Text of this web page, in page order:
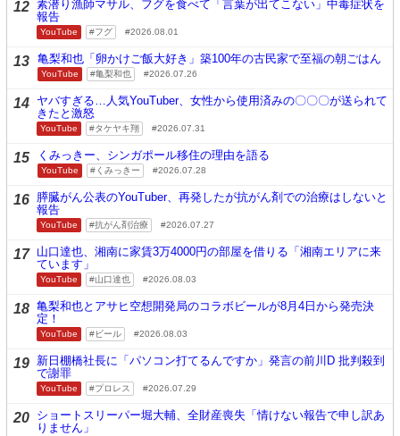
12 素潜り漁師マサル、フグを食べて「言葉が出てこない」中毒症状を
報告
YouTube フグ 2026.08.01
13 亀梨和也「卵かけご飯大好き」築100年の古民家で至福の朝ごはん
YouTube 亀梨和也 2026.07.26
14 ヤバすぎる…人気YouTuber、女性から使用済みの〇〇〇が送られて
きたと激怒
YouTube タケヤキ翔 2026.07.31
15 くみっきー、シンガポール移住の理由を語る
YouTube くみっきー 2026.07.28
16 膵臓がん公表のYouTuber、再発したが抗がん剤での治療はしないと
報告
YouTube 抗がん剤治療 2026.07.27
17 山口達也、湘南に家賃3万4000円の部屋を借りる「湘南エリアに来
ています」
YouTube 山口達也 2026.08.03
18 亀梨和也とアサヒ空想開発局のコラボビールが8月4日から発売決
定！
YouTube ビール 2026.08.03
19 新日棚橋社長に「パソコン打てるんですか」発言の前川D 批判殺到
で謝罪
YouTube プロレス 2026.07.29
20 ショートスリーパー堀大輔、全財産喪失「情けない報告で申し訳あ
りません」